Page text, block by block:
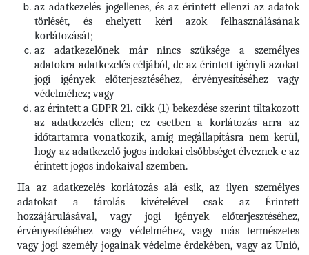
az adatkezelés jogellenes, és az érintett ellenzi az adatok
törlését, és ehelyett kéri azok felhasználásának
korlátozását;
az adatkezelőnek már nincs szüksége a személyes
adatokra adatkezelés céljából, de az érintett igényli azokat
jogi igények előterjesztéséhez, érvényesítéséhez vagy
védelméhez; vagy
az érintett a GDPR 21. cikk (1) bekezdése szerint tiltakozott
az adatkezelés ellen; ez esetben a korlátozás arra az
időtartamra vonatkozik, amíg megállapításra nem kerül,
hogy az adatkezelő jogos indokai elsőbbséget élveznek-e az
érintett jogos indokaival szemben.
Ha az adatkezelés korlátozás alá esik, az ilyen személyes
adatokat a tárolás kivételével csak az Érintett
hozzájárulásával, vagy jogi igények előterjesztéséhez,
érvényesítéséhez vagy védelméhez, vagy más természetes
vagy jogi személy jogainak védelme érdekében, vagy az Unió,